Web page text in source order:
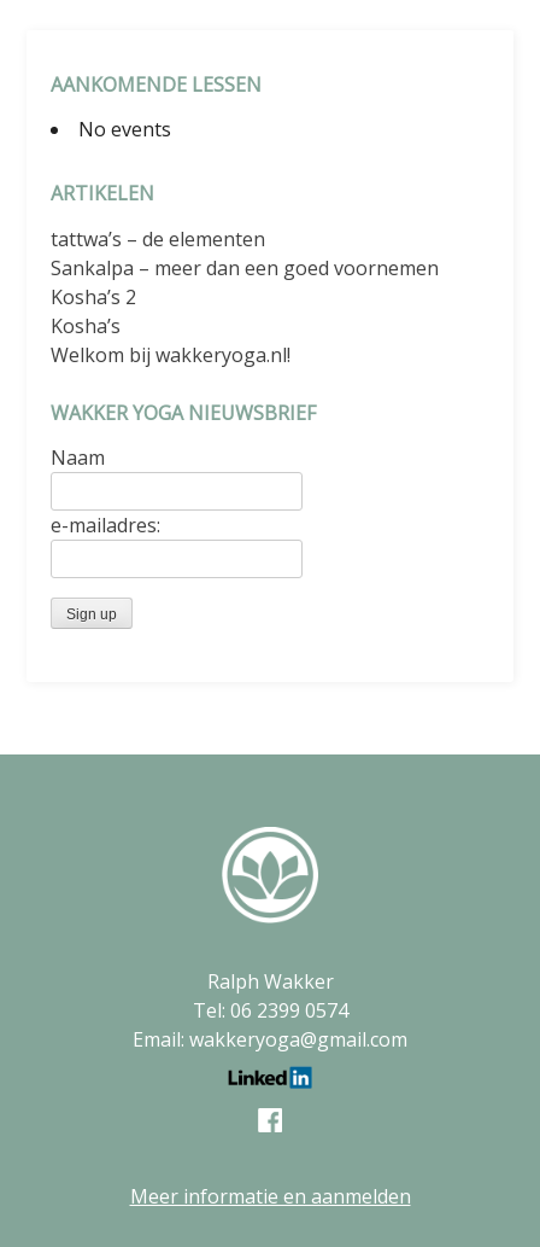
AANKOMENDE LESSEN
No events
ARTIKELEN
tattwa’s – de elementen
Sankalpa – meer dan een goed voornemen
Kosha’s 2
Kosha’s
Welkom bij wakkeryoga.nl!
WAKKER YOGA NIEUWSBRIEF
Naam
e-mailadres:
Ralph Wakker
Tel: 06 2399 0574
Email: wakkeryoga@gmail.com
Meer informatie en aanmelden